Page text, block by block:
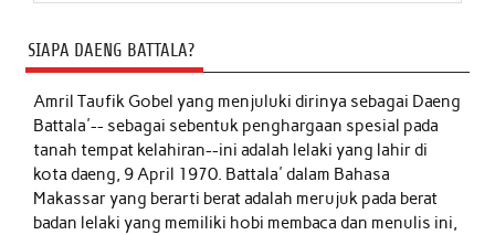
SIAPA DAENG BATTALA?
Amril Taufik Gobelyang menjuluki dirinya sebagai Daeng
Battala'-- sebagai sebentuk penghargaan spesial pada
tanah tempat kelahiran--ini adalah lelaki yang lahir di
kota daeng, 9 April 1970. Battala' dalam Bahasa
Makassar yang berarti berat adalah merujuk pada berat
badan lelaki yang memiliki hobi membaca dan menulis ini,